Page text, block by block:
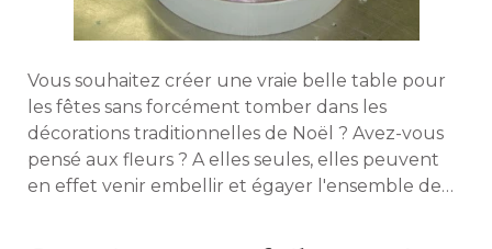
Vous souhaitez créer une vraie belle table pour
les fêtes sans forcément tomber dans les
décorations traditionnelles de Noël ? Avez-vous
pensé aux fleurs ? A elles seules, elles peuvent
en effet venir embellir et égayer l'ensemble de